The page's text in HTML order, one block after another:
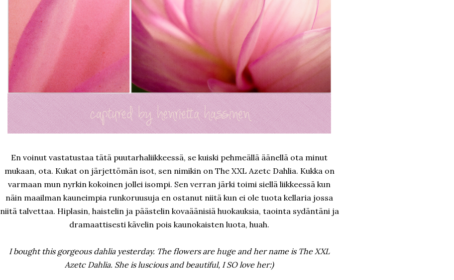
En voinut vastatustaa tätä puutarhaliikkeessä, se kuiski pehmeällä äänellä ota minut
mukaan, ota. Kukat on järjettömän isot, sen nimikin on The XXL Azetc Dahlia. Kukka on
varmaan mun nyrkin kokoinen jollei isompi. Sen verran järki toimi siellä liikkeessä kun
näin maailman kauneimpia runkoruusuja en ostanut niitä kun ei ole tuota kellaria jossa
niitä talvettaa. Hiplasin, haistelin ja päästelin kovaäänisiä huokauksia, taointa sydäntäni ja
dramaattisesti kävelin pois kaunokaisten luota, huah.
I bought this gorgeous dahlia yesterday. The flowers are huge and her name is The XXL
Azetc Dahlia. She is luscious and beautiful, I SO love her:)